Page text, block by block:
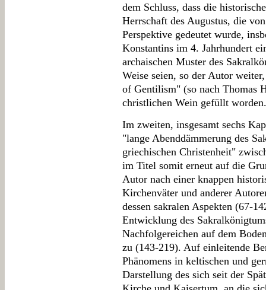
dem Schluss, dass die
Herrschaft des Augustus, die
Perspektive gedeutet wurde,
Konstantins im 4. Jahrhundert
archaischen Muster des
Weise seien, so der Autor
of Gentilism" (so nach Thomas
christlichen Wein gefüllt worden.
Im zweiten, insgesamt sechs
"lange Abenddämmerung des
griechischen Christenheit"
im Titel somit erneut auf die
Autor nach einer knappen
Kirchenväter und anderer
dessen sakralen Aspekten (67-
Entwicklung des
Nachfolgereichen auf dem
zu (143-219). Auf einleitende
Phänomens in keltischen und
Darstellung des sich seit der